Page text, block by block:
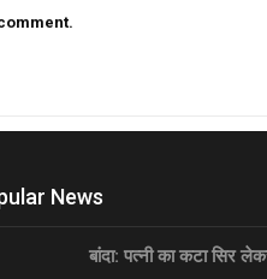
News
बांदा: पत्नी का कटा सिर